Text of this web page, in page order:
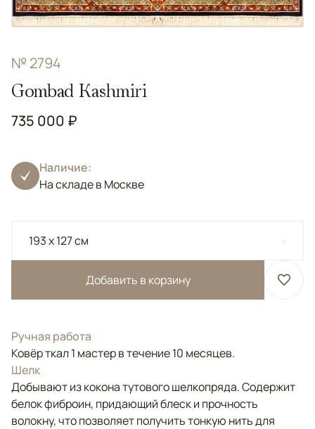
№ 2794
Gombad Kashmiri
735 000 ₽
Наличие:
На складе в Москве
193 x 127 см
Добавить в корзину
Ручная работа
Ковёр ткал 1 мастер в течение 10 месяцев.
Шелк
Добывают из кокона тутового шелкопряда. Содержит
белок фиброин, придающий блеск и прочность
волокну, что позволяет получить тонкую нить для